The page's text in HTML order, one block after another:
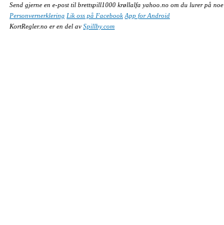
Send gjerne en e-post til brettspill1000 krøllalfa yahoo.no om du lurer på noe
Personvernerklering Lik oss på Facebook App for Android
KortRegler.no er en del av Spillby.com